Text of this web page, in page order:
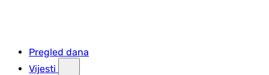
Pregled dana
Vijesti